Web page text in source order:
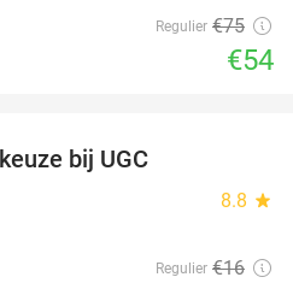
Regulier €75
€54
bij UGC
8.8 star
Regulier €16